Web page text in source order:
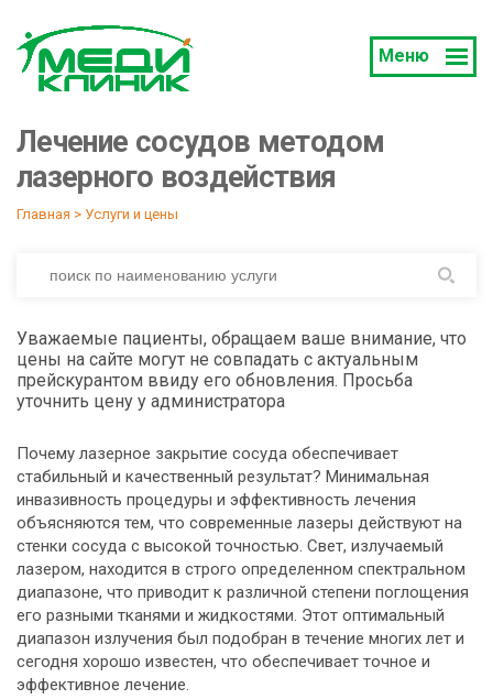
Меню
Лечение сосудов методом
лазерного воздействия
Главная > Услуги и цены
Уважаемые пациенты, обращаем ваше внимание, что
цены на сайте могут не совпадать с актуальным
прейскурантом ввиду его обновления. Просьба
уточнить цену у администратора
Почему лазерное закрытие сосуда обеспечивает
стабильный и качественный результат? Минимальная
инвазивность процедуры и эффективность лечения
объясняются тем, что современные лазеры действуют на
стенки сосуда с высокой точностью. Свет, излучаемый
лазером, находится в строго определенном спектральном
диапазоне, что приводит к различной степени поглощения
его разными тканями и жидкостями. Этот оптимальный
диапазон излучения был подобран в течение многих лет и
сегодня хорошо известен, что обеспечивает точное и
эффективное лечение.